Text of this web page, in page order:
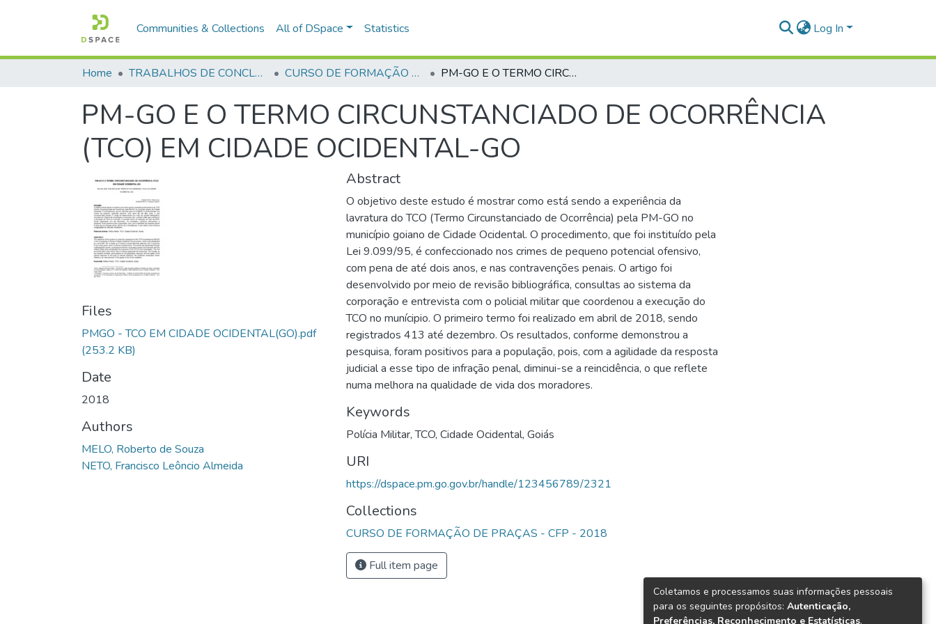
Communities & Collections All of DSpace Statistics Log In
Home TRABALHOS DE CONCLUSÃO DE CURSO - CFP (CURSO DE FORMAÇÃO DE PRAÇAS) CURSO DE FORMAÇÃO DE PRAÇAS - CFP - 2018 PM-GO E O TERMO CIRCUNSTANCIADO DE OCORRÊNCIA (TCO) EM CIDADE OCIDENTAL-GO
PM-GO E O TERMO CIRCUNSTANCIADO DE OCORRÊNCIA
(TCO) EM CIDADE OCIDENTAL-GO
Files
PMGO - TCO EM CIDADE OCIDENTAL(GO).pdf
(253.2 KB)
Date
2018
Authors
MELO, Roberto de Souza
NETO, Francisco Leôncio Almeida
Abstract
O objetivo deste estudo é mostrar como está sendo a experiência da
lavratura do TCO (Termo Circunstanciado de Ocorrência) pela PM-GO no
município goiano de Cidade Ocidental. O procedimento, que foi instituído pela
Lei 9.099/95, é confeccionado nos crimes de pequeno potencial ofensivo,
com pena de até dois anos, e nas contravenções penais. O artigo foi
desenvolvido por meio de revisão bibliográfica, consultas ao sistema da
corporação e entrevista com o policial militar que coordenou a execução do
TCO no munícipio. O primeiro termo foi realizado em abril de 2018, sendo
registrados 413 até dezembro. Os resultados, conforme demonstrou a
pesquisa, foram positivos para a população, pois, com a agilidade da resposta
judicial a esse tipo de infração penal, diminui-se a reincidência, o que reflete
numa melhora na qualidade de vida dos moradores.
Keywords
Polícia Militar,TCO, Cidade Ocidental, Goiás
URI
https://dspace.pm.go.gov.br/handle/123456789/2321
Collections
CURSO DE FORMAÇÃO DE PRAÇAS - CFP - 2018
Full item page
Coletamos e processamos suas informações pessoais
para os seguintes propósitos: Autenticação,
Preferências, Reconhecimento e Estatísticas.